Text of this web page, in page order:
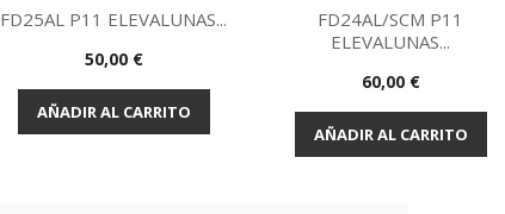
Vista rápida
FD25AL P11 ELEVALUNAS...
Precio
50,00 €
AÑADIR AL CARRITO
Vista rápida
FD24AL/SCM P11
ELEVALUNAS...
Precio
60,00 €
AÑADIR AL CARRITO